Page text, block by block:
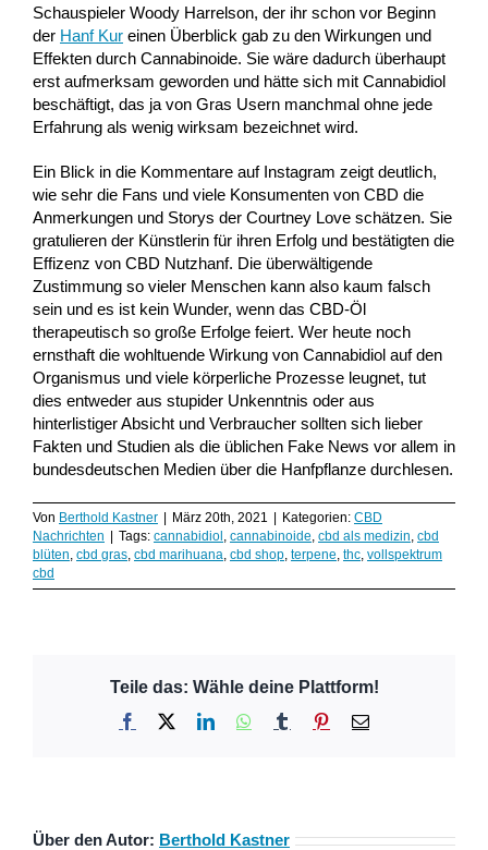
Schauspieler Woody Harrelson, der ihr schon vor Beginn
der Hanf Kur einen Überblick gab zu den Wirkungen und
Effekten durch Cannabinoide. Sie wäre dadurch überhaupt
erst aufmerksam geworden und hätte sich mit Cannabidiol
beschäftigt, das ja von Gras Usern manchmal ohne jede
Erfahrung als wenig wirksam bezeichnet wird.
Ein Blick in die Kommentare auf Instagram zeigt deutlich,
wie sehr die Fans und viele Konsumenten von CBD die
Anmerkungen und Storys der Courtney Love schätzen. Sie
gratulieren der Künstlerin für ihren Erfolg und bestätigten die
Effizenz von CBD Nutzhanf. Die überwältigende
Zustimmung so vieler Menschen kann also kaum falsch
sein und es ist kein Wunder, wenn das CBD-Öl
therapeutisch so große Erfolge feiert. Wer heute noch
ernsthaft die wohltuende Wirkung von Cannabidiol auf den
Organismus und viele körperliche Prozesse leugnet, tut
dies entweder aus stupider Unkenntnis oder aus
hinterlistiger Absicht und Verbraucher sollten sich lieber
Fakten und Studien als die üblichen Fake News vor allem in
bundesdeutschen Medien über die Hanfpflanze durchlesen.
Von Berthold Kastner | März 20th, 2021 | Kategorien: CBD
Nachrichten | Tags: cannabidiol, cannabinoide, cbd als medizin, cbd
blüten, cbd gras, cbd marihuana, cbd shop, terpene, thc, vollspektrum
cbd
Teile das: Wähle deine Plattform!
Facebook LinkedInWhatsApp
Tumblr Pinterest
E-
Über den Autor: Berthold Kastner